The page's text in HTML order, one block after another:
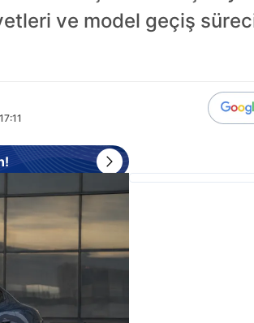
ve model geçiş